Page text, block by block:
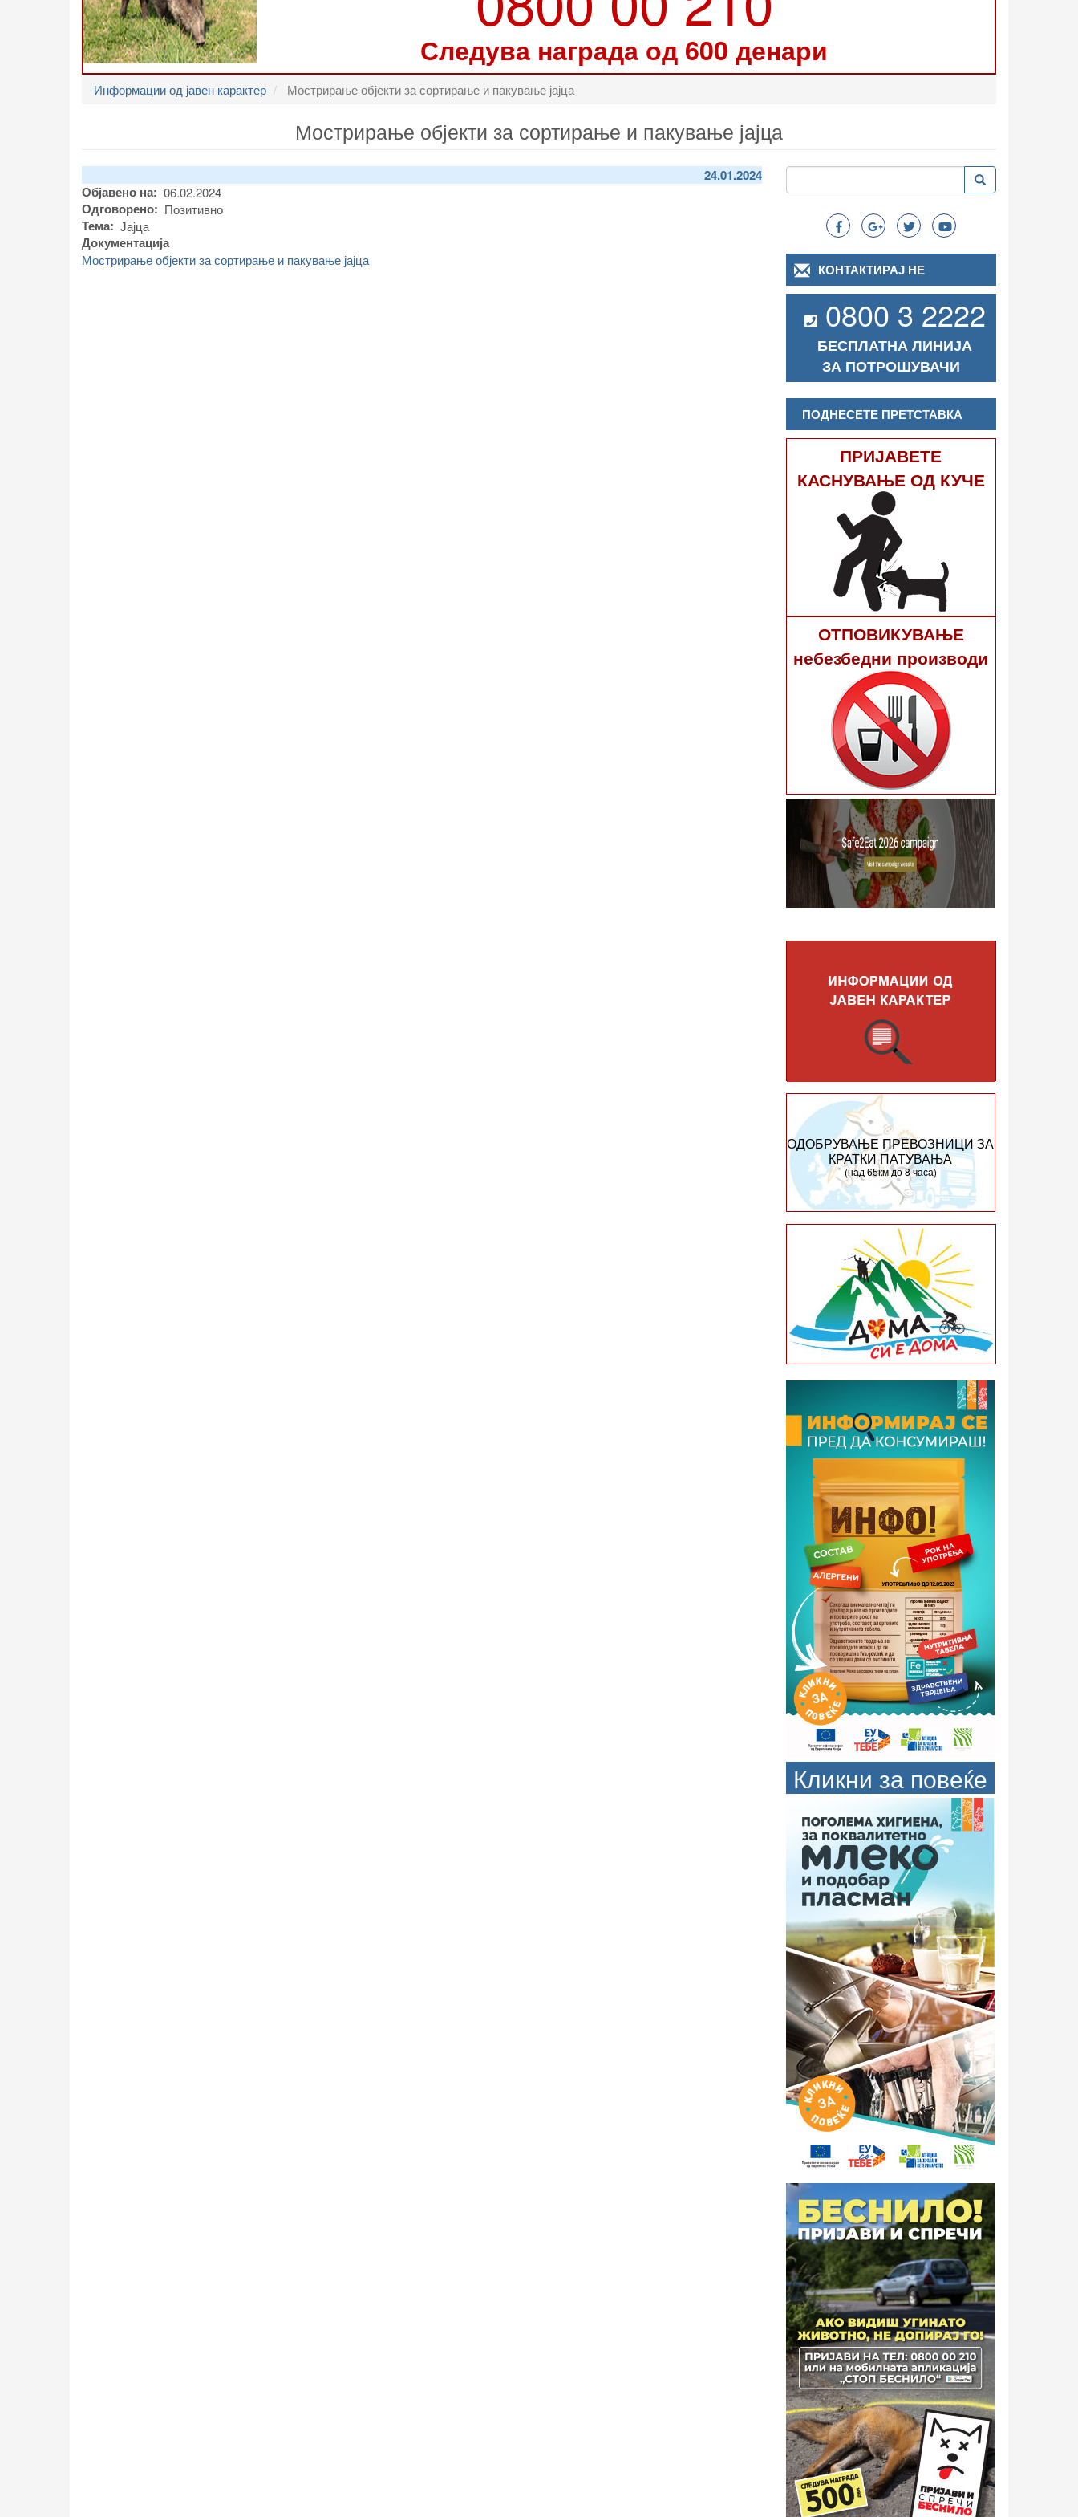
Следува награда од 600 денари
Информации од јавен карактер Мострирање објекти за сортирање и пакување јајца
Мострирање објекти за сортирање и пакување јајца
24.01.2024
Објавено на
06.02.2024
Одговорено Позитивно
Тема Јајца
Документација
Мострирање објекти за сортирање и пакување јајца
Search
Пребарување Пребарување
КОНТАКТИРАЈ НЕ
0800 3 2222
БЕСПЛАТНА ЛИНИЈА
ЗА ПОТРОШУВАЧИ
ПОДНЕСЕТЕ ПРЕТСТАВКА
ПРИЈАВЕТЕ
КАСНУВАЊЕ ОД КУЧЕ
ОТПОВИКУВАЊЕ
небезбедни производи
ОДОБРУВАЊЕ ПРЕВОЗНИЦИ ЗА
КРАТКИ ПАТУВАЊА
(над 65км до 8 часа)
Кликни за повеќе